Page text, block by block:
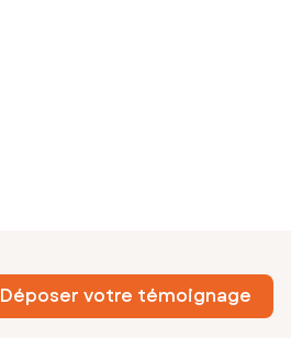
Déposer votre témoignage